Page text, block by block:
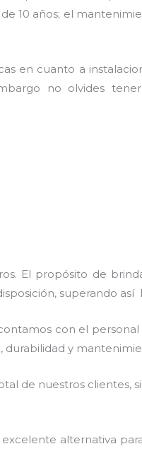
10 años; el
en cuanto a
no olvides
El propósito de
superando así
con el
durabilidad y
de nuestros clientes,
excelente alternativa